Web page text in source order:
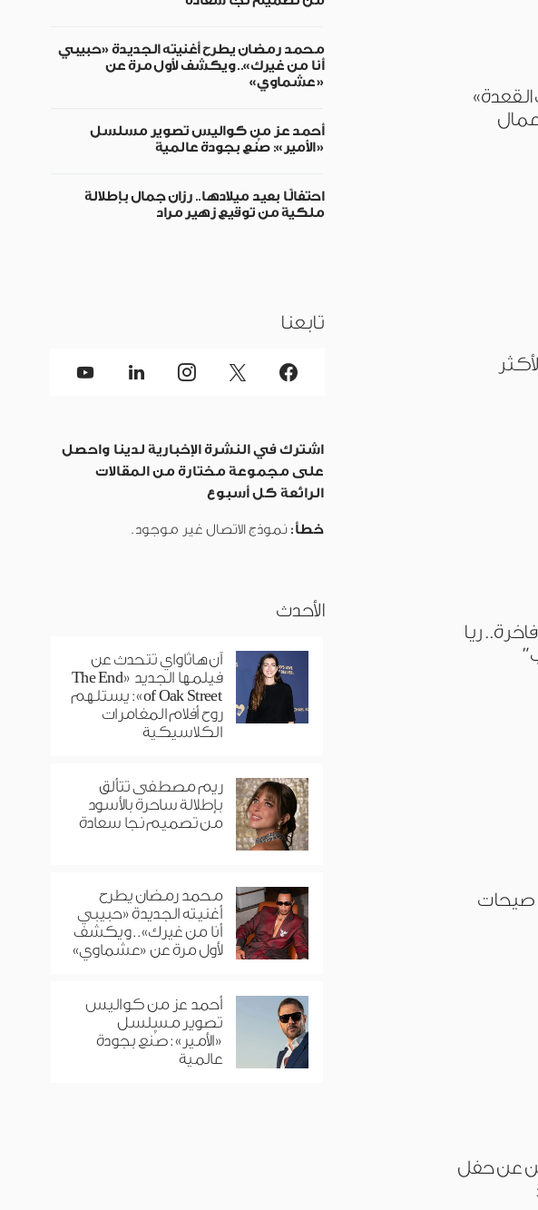
ريا
صيحات
عن حفل
محمد رمضان يطرح أغنيته الجديدة «حبيبي
أنا من غيرك».. ويكشف لأول مرة عن
«عشماوي»
أحمد عز من كواليس تصوير مسلسل
«الأمير»: صُنع بجودة عالمية
احتفالًا بعيد ميلادها.. رزان جمال بإطلالة
ملكية من توقيع زهير مراد
تابعنا
اشترك في النشرة الإخبارية لدينا واحصل
على مجموعة مختارة من المقالات
الرائعة كل أسبوع
خطأ: نموذج الاتصال غير موجود.
الأحدث
آن هاثاواي تتحدث عن
فيلمها الجديد «The End
of Oak Street»: يستلهم
روح أفلام المغامرات
الكلاسيكية
ريم مصطفى تتألق
بإطلالة ساحرة بالأسود
من تصميم نجا سعادة
محمد رمضان يطرح
أغنيته الجديدة «حبيبي
أنا من غيرك».. ويكشف
لأول مرة عن «عشماوي»
أحمد عز من كواليس
تصوير مسلسل
«الأمير»: صُنع بجودة
عالمية